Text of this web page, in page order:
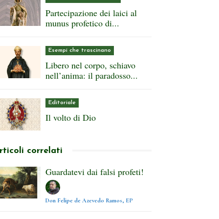
Partecipazione dei laici al
munus profetico di...
Esempi che trascinano
Libero nel corpo, schiavo
nell’anima: il paradosso...
Editoriale
Il volto di Dio
correlati
Guardatevi dai falsi profeti!
Don Felipe de Azevedo Ramos, EP